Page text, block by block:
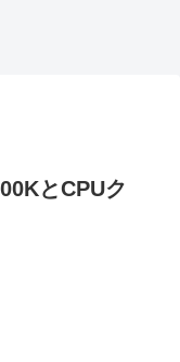
とCPUク